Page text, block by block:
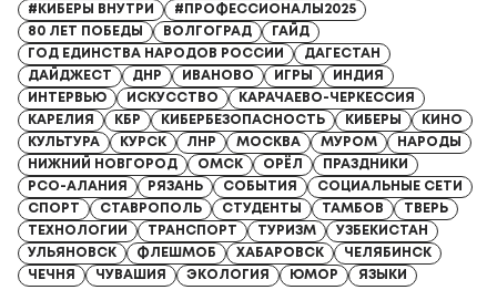
#КИБЕРЫ ВНУТРИ
#ПРОФЕССИОНАЛЫ2025
80 ЛЕТ ПОБЕДЫ
ВОЛГОГРАД
ГАЙД
ГОД ЕДИНСТВА НАРОДОВ РОССИИ
ДАГЕСТАН
ДАЙДЖЕСТ
ДНР ИВАНОВО ИГРЫ
ИНДИЯ
ИНТЕРВЬЮ
ИСКУССТВО
КАРАЧАЕВО-ЧЕРКЕССИЯ
КАРЕЛИЯ
КБР КИБЕРБЕЗОПАСНОСТЬ КИБЕРЫ
КИНО
КУЛЬТУРА
КУРСК ЛНР МОСКВА МУРОМ
НАРОДЫ
НИЖНИЙ НОВГОРОД
ОМСК ОРЁЛ
ПРАЗДНИКИ
РСО-АЛАНИЯ
РЯЗАНЬ СОБЫТИЯ
СОЦИАЛЬНЫЕ СЕТИ
СПОРТ
СТАВРОПОЛЬ СТУДЕНТЫ ТАМБОВ
ТВЕРЬ
ТЕХНОЛОГИИ
ТРАНСПОРТ ТУРИЗМ
УЗБЕКИСТАН
УЛЬЯНОВСК
ФЛЕШМОБ ХАБАРОВСК
ЧЕЛЯБИНСК
ЧЕЧНЯ
ЧУВАШИЯ ЭКОЛОГИЯ ЮМОР ЯЗЫКИ